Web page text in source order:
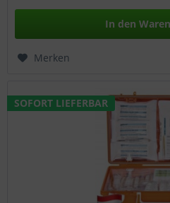
In den
Merken
SOFORT LIEFERBAR